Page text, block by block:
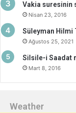
Vakia suresinin
Nisan 23, 2016
Süleyman Hilmi
Ağustos 25, 2021
Silsile-i Saadat
Mart 8, 2016
Weather